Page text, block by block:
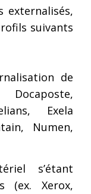
externalisés,
suivants
de
Exela
Numen,
s’étant
(ex. Xerox,